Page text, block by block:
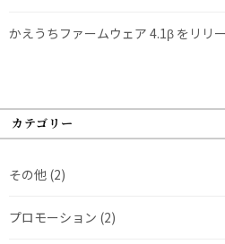
かえうちファームウェア 4.1β をリリ
カテゴリー
その他 (2)
プロモーション (2)